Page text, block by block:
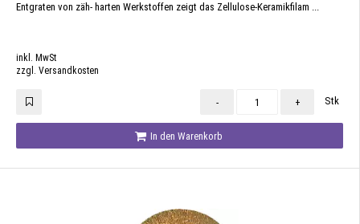
Entgraten von zäh- harten Werkstoffen zeigt das Zellulose-Keramikfilam ...
inkl. MwSt
zzgl. Versandkosten
- + Stk
In den Warenkorb